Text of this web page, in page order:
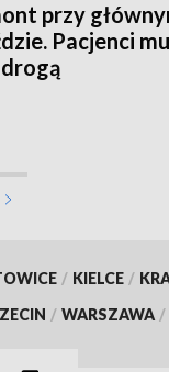
przy
Pacjenci
/ KIELCE /
/ WARSZAWA /